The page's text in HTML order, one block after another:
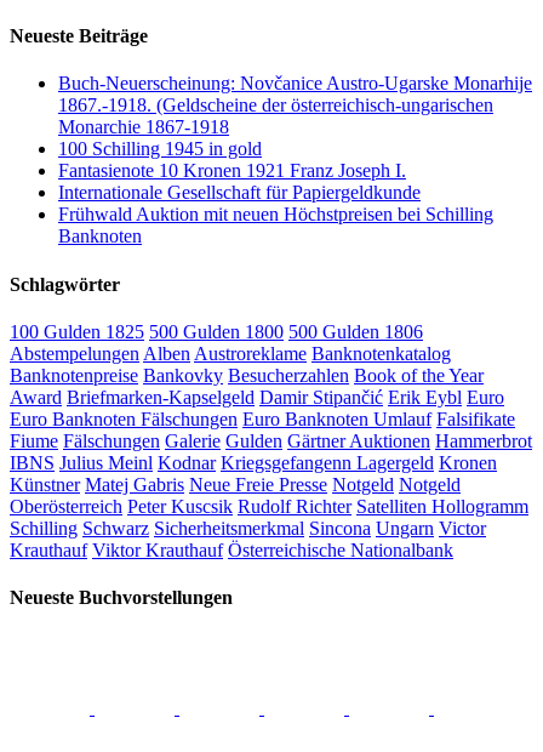
Neueste Beiträge
Buch-Neuerscheinung: Novčanice Austro-Ugarske Monarhije
1867.-1918. (Geldscheine der österreichisch-ungarischen
Monarchie 1867-1918
100 Schilling 1945 in gold
Fantasienote 10 Kronen 1921 Franz Joseph I.
Internationale Gesellschaft für Papiergeldkunde
Frühwald Auktion mit neuen Höchstpreisen bei Schilling
Banknoten
Schlagwörter
100 Gulden 1825 500 Gulden 1800 500 Gulden 1806
Abstempelungen Alben Austroreklame Banknotenkatalog
Banknotenpreise Bankovky Besucherzahlen Book of the Year
Award Briefmarken-Kapselgeld Damir Stipančić Erik Eybl Euro
Euro Banknoten Fälschungen Euro Banknoten Umlauf Falsifikate
Fiume Fälschungen Galerie Gulden Gärtner Auktionen Hammerbrot
IBNS Julius Meinl Kodnar Kriegsgefangenn Lagergeld Kronen
Künstner Matej Gabris Neue Freie Presse Notgeld Notgeld
Oberösterreich Peter Kuscsik Rudolf Richter Satelliten Hollogramm
Schilling Schwarz Sicherheitsmerkmal Sincona Ungarn Victor
Krauthauf Viktor Krauthauf Österreichische Nationalbank
Neueste Buchvorstellungen